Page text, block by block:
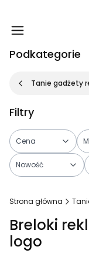
Podkategorie
Tanie gadżety
Filtry
Cena
Nowość
Strona główna
Breloki
logo